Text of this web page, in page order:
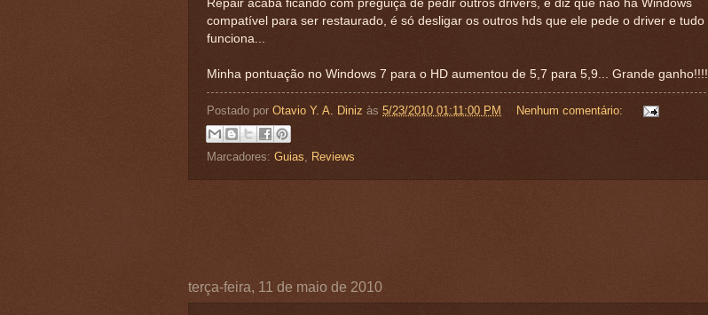
Repair acaba ficando com preguiça de pedir outros drivers, e diz que não há Windows
compatível para ser restaurado, é só desligar os outros hds que ele pede o driver e tudo
funciona...
Minha pontuação no Windows 7 para o HD aumentou de 5,7 para 5,9... Grande ganho!!!!
Postado por Otavio Y. A. Diniz às 5/23/2010 01:11:00 PM Nenhum comentário:
Marcadores: Guias, Reviews
terça-feira, 11 de maio de 2010